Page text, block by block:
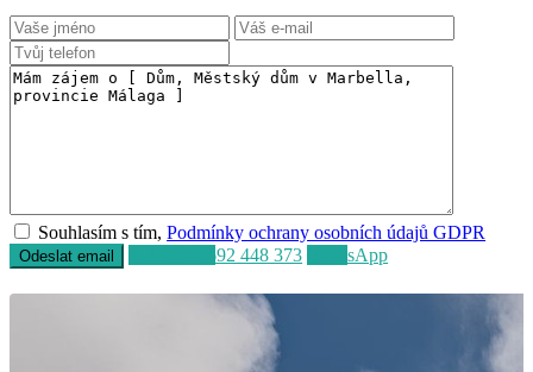
Souhlasím s tím,Podmínky ochrany osobních údajů GDPR
+34 692 448 373 WhatsApp